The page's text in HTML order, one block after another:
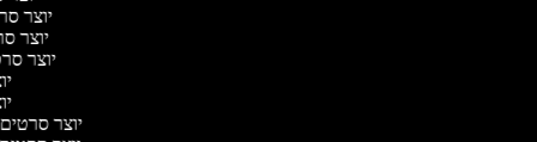
יוצר
יוצר
יוצר
יוצר סרטים